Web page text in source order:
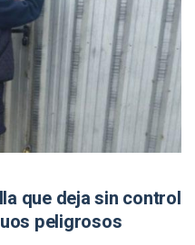
que deja sin control
peligrosos